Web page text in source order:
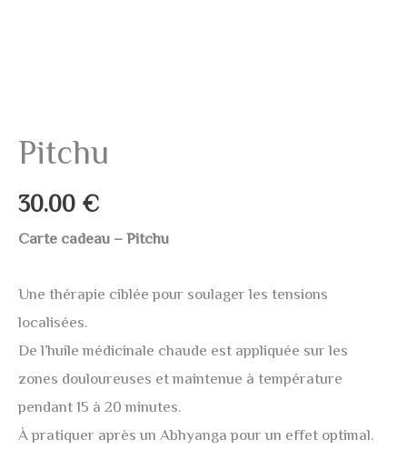
Pitchu
30.00 €
Carte cadeau – Pitchu
Une thérapie ciblée pour soulager les tensions
localisées.
De l’huile médicinale chaude est appliquée sur les
zones douloureuses et maintenue à température
pendant 15 à 20 minutes.
À pratiquer après un Abhyanga pour un effet optimal.